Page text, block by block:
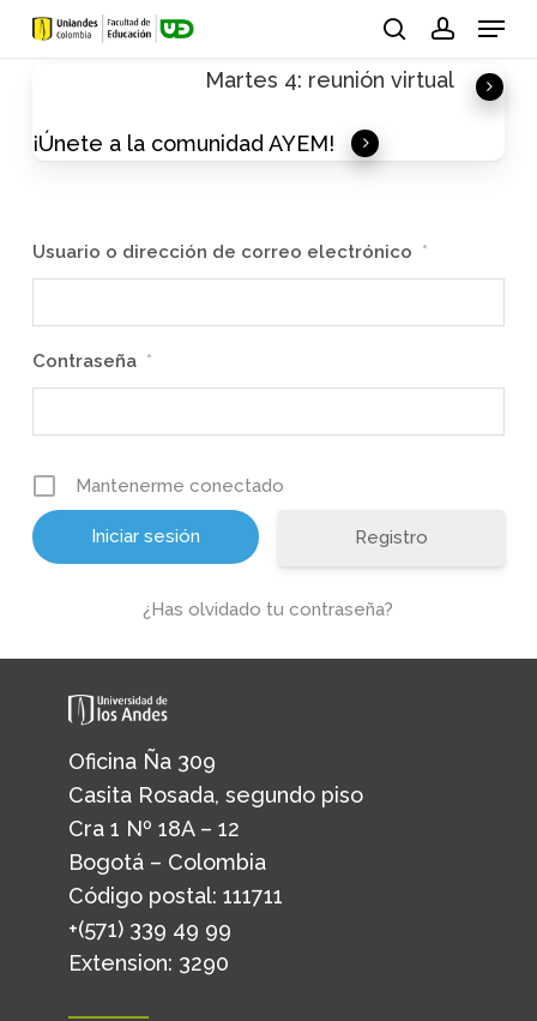
Skip
Menu
Martes 4: reunión virtual
¡Únete a la comunidad AYEM!
Usuario o dirección de correo electrónico *
Contraseña *
Mantenerme conectado
Registro
¿Has olvidado tu contraseña?
Oficina Ña 309
Casita Rosada, segundo piso
Cra 1 Nº 18A – 12
Bogotá – Colombia
Código postal: 111711
+(571) 339 49 99
Extension: 3290